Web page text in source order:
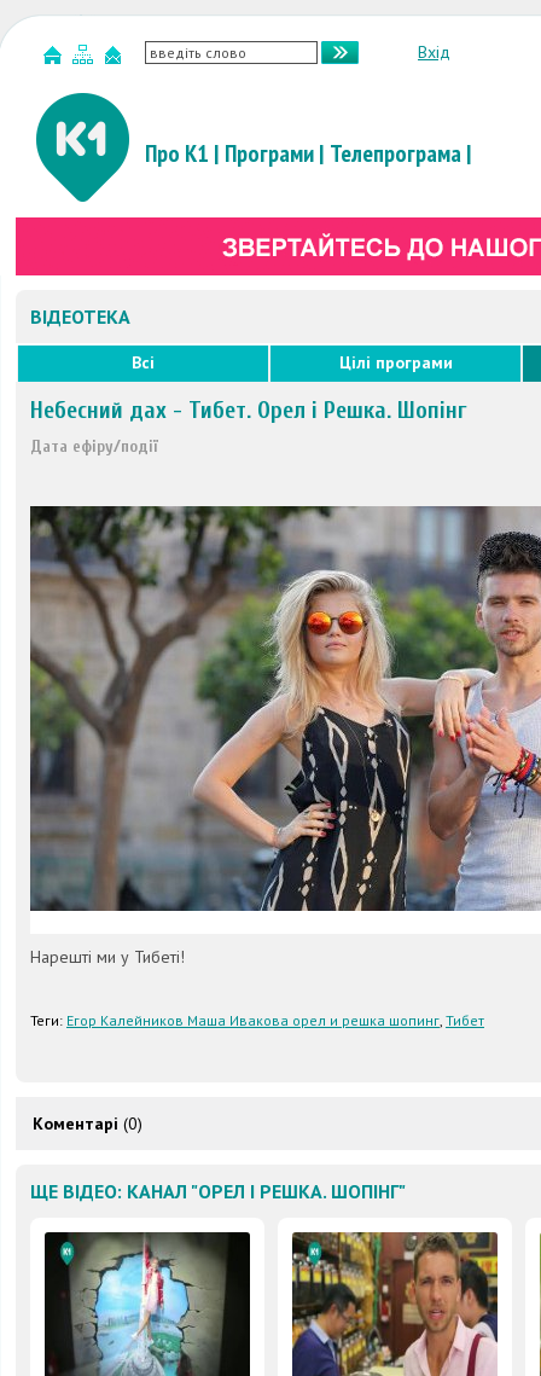
Вхід
Про К1 | Програми| Телепрограма|
ВІДЕОТЕКА
Всі Цілі програми
Небесний дах - Тибет. Орел і Решка. Шопінг
Дата ефіру/події
Нарешті ми у Тибеті!
Теги: Егор Калейников Маша Ивакова орел и решка шопинг, Тибет
Коментарі (0)
ЩЕ ВІДЕО: КАНАЛ "ОРЕЛ І РЕШКА. ШОПІНГ"